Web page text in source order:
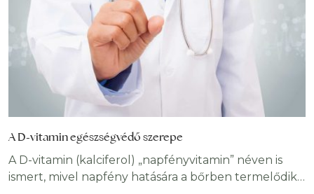
A D-vitamin egészségvédő szerepe
A D-vitamin (kalciferol) „napfényvitamin” néven is
ismert, mivel napfény hatására a bőrben termelődik.